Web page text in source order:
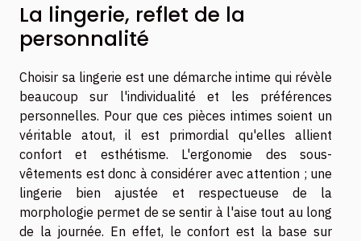
La lingerie, reflet de la
personnalité
Choisir sa lingerie est une démarche intime qui révèle
beaucoup sur l'individualité et les préférences
personnelles. Pour que ces pièces intimes soient un
véritable atout, il est primordial qu'elles allient
confort et esthétisme. L'ergonomie des sous-
vêtements est donc à considérer avec attention ; une
lingerie bien ajustée et respectueuse de la
morphologie permet de se sentir à l'aise tout au long
de la journée. En effet, le confort est la base sur